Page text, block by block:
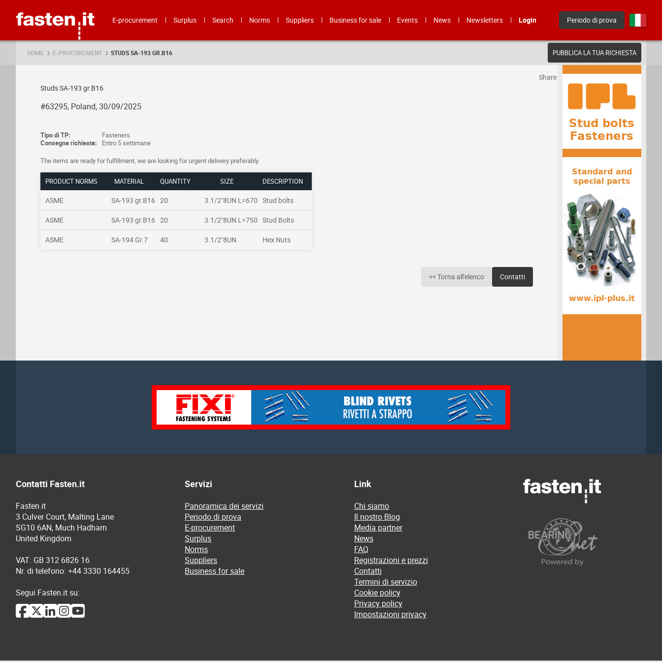
E-procurement Surplus Search Norms Suppliers Business for sale Events News Newsletters Login Periodo di prova
HOME E-PROCUREMENT STUDS SA-193 GR.B16 PUBBLICA LA TUA RICHIESTA
Studs SA-193 gr.B16
#63295, Poland, 30/09/2025
Tipo di TP:
Fasteners
Consegna richiesta:
Entro 5 settimane
The items are ready for fulfillment, we are looking for urgent delivery preferably
PRODUCT NORMS MATERIAL QUANTITY SIZE DESCRIPTION
ASME SA-193 gr.B16 20 3.1/2"8UN L=670 Stud bolts
ASME SA-193 gr.B16 20 3.1/2"8UN L=750 Stud Bolts
ASME SA-194 Gr.7 40 3.1/2"8UN Hex Nuts
<< Torna all'elenco Contatti
Share
Contatti Fasten.it
Fasten.it
3 Culver Court, Malting Lane
SG10 6AN, Much Hadham
United Kingdom
VAT: GB 312 6826 16
Nr. di telefono: +44 3330 164455
Segui Fasten.it su:
Servizi
Panoramica dei servizi
Periodo di prova
E-procurement
Surplus
Norms
Suppliers
Business for sale
Link
Chi siamo
Il nostro Blog
Media partner
News
FAQ
Registrazioni e prezzi
Contatti
Termini di servizio
Cookie policy
Privacy policy
Impostazioni privacy